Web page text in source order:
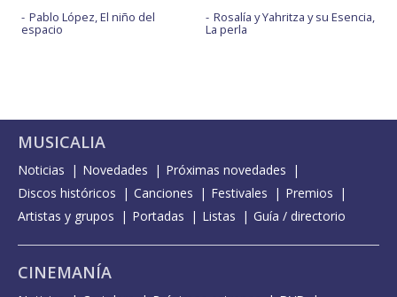
Pablo López, El niño del
espacio
Rosalía y Yahritza y su Esencia,
La perla
MUSICALIA
Noticias Novedades
Próximas novedades
Discos históricos
Canciones Festivales
Premios
Artistas y grupos
Portadas Listas Guía / directorio
CINEMANÍA